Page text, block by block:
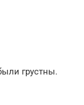
грустны.